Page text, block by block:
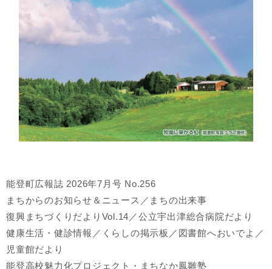
能登町広報誌 2026年7月号 No.256
まちからのお知らせ＆ニュース／まちの出来事
復興まちづくりだよりVol.14／公立宇出津総合病院だより
健康生活・健診情報／くらしの掲示板／図書館へおいでよ／
児童館だより
能登高校魅力化プロジェクト・まちなか鳳雛塾